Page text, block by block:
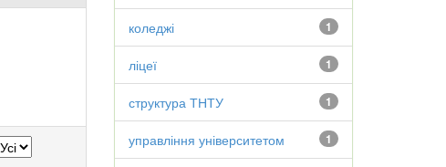
1
коледжі
1
ліцеї
1
структура ТНТУ
1
управління університетом